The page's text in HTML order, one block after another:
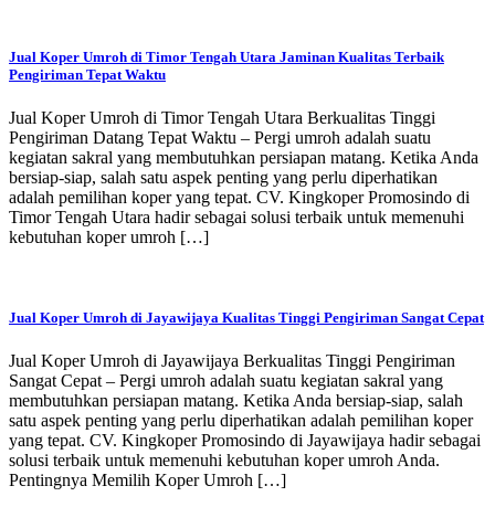
Jual Koper Umroh di Timor Tengah Utara Jaminan Kualitas Terbaik
Pengiriman Tepat Waktu
Jual Koper Umroh di Timor Tengah Utara Berkualitas Tinggi
Pengiriman Datang Tepat Waktu – Pergi umroh adalah suatu
kegiatan sakral yang membutuhkan persiapan matang. Ketika Anda
bersiap-siap, salah satu aspek penting yang perlu diperhatikan
adalah pemilihan koper yang tepat. CV. Kingkoper Promosindo di
Timor Tengah Utara hadir sebagai solusi terbaik untuk memenuhi
kebutuhan koper umroh […]
Jual Koper Umroh di Jayawijaya Kualitas Tinggi Pengiriman Sangat Cepat
Jual Koper Umroh di Jayawijaya Berkualitas Tinggi Pengiriman
Sangat Cepat – Pergi umroh adalah suatu kegiatan sakral yang
membutuhkan persiapan matang. Ketika Anda bersiap-siap, salah
satu aspek penting yang perlu diperhatikan adalah pemilihan koper
yang tepat. CV. Kingkoper Promosindo di Jayawijaya hadir sebagai
solusi terbaik untuk memenuhi kebutuhan koper umroh Anda.
Pentingnya Memilih Koper Umroh […]